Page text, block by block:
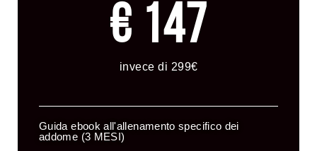
€ 147
invece di 299€
Guida ebook all'allenamento specifico dei
addome (3 MESI)